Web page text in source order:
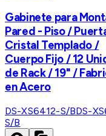
Gabinete para
Pared - Piso /
Cristal Templado /
Cuerpo Fijo / 12
de Rack / 19" /
en Acero
DS-XS6412-S/BDS-
S/B